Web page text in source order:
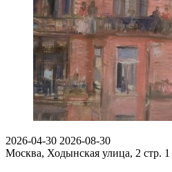
2026-04-30 2026-08-30
Москва, Ходынская улица, 2 стр. 1